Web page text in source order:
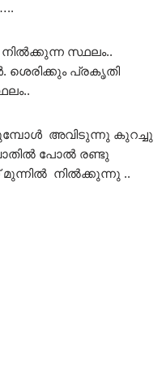
സ്ഥലം..
ശെരിക്കും പ്രകൃതി
അവിടുന്നു കുറച്ചു
പോൽ രണ്ടു
നിൽക്കുന്നു ..